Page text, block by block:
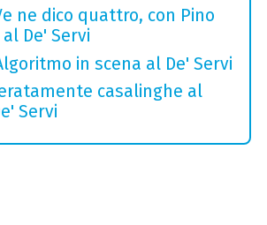
ne dico quattro, con Pino
De' Servi
in scena al De' Servi
casalinghe al
Servi